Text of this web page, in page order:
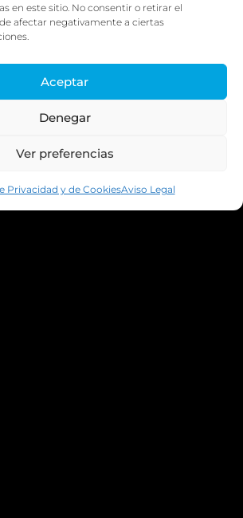
en este sitio. No consentir o retirar el
afectar negativamente a ciertas
Aceptar
Denegar
Ver preferencias
Privacidad y de CookiesAviso Legal
08:00 – 14:00
Política de
privacidad y
cookies
términos de
uso